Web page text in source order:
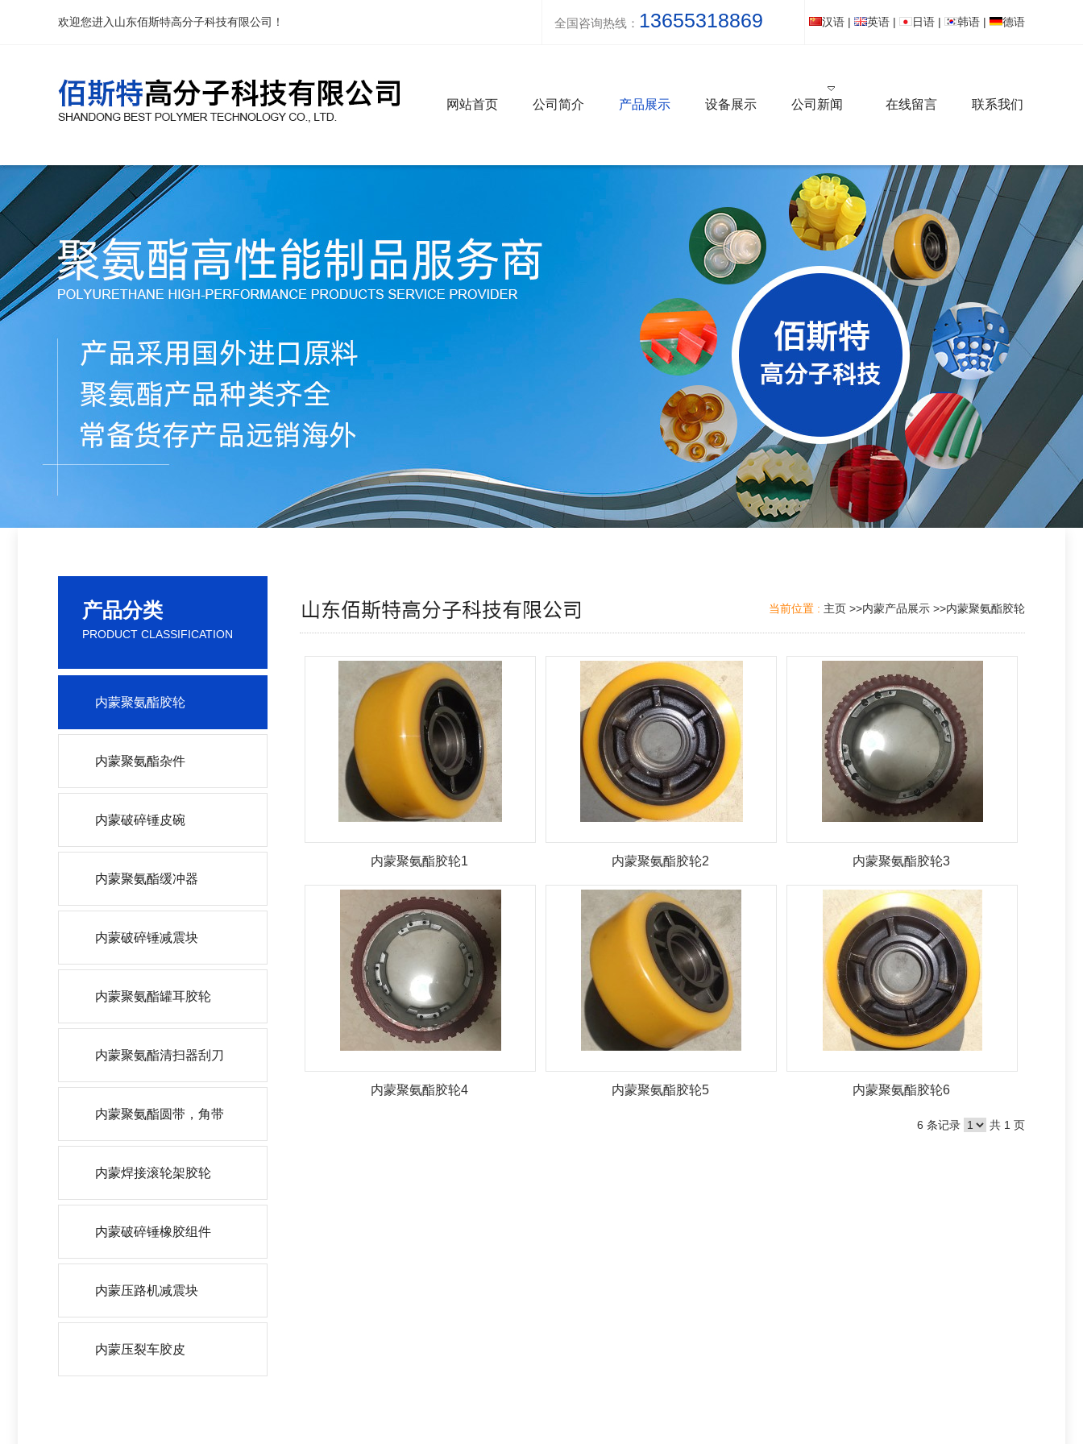
欢迎您进入山东佰斯特高分子科技有限公司！ 全国咨询热线： 13655318869 汉语 | 英语 | 日语 | 韩语 | 德语
网站首页 公司简介 产品展示 设备展示 公司新闻 在线留言 联系我们
当前位置 : 主页 >>内蒙产品展示 >>内蒙聚氨酯胶轮
内蒙聚氨酯胶轮1 内蒙聚氨酯胶轮2 内蒙聚氨酯胶轮3
内蒙聚氨酯胶轮4 内蒙聚氨酯胶轮5 内蒙聚氨酯胶轮6
6 条记录 共 1 页
产品分类
PRODUCT CLASSIFICATION
内蒙聚氨酯胶轮
内蒙聚氨酯杂件
内蒙破碎锤皮碗
内蒙聚氨酯缓冲器
内蒙破碎锤减震块
内蒙聚氨酯罐耳胶轮
内蒙聚氨酯清扫器刮刀
内蒙聚氨酯圆带，角带
内蒙焊接滚轮架胶轮
内蒙破碎锤橡胶组件
内蒙压路机减震块
内蒙压裂车胶皮